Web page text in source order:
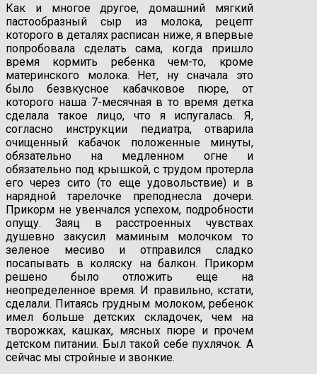
Как и многое другое, домашний мягкий
пастообразный сыр из молока, рецепт
которого в деталях расписан ниже, я впервые
попробовала сделать сама, когда пришло
время кормить ребенка чем-то, кроме
материнского молока. Нет, ну сначала это
было безвкусное кабачковое пюре, от
которого наша 7-месячная в то время детка
сделала такое лицо, что я испугалась. Я,
согласно инструкции педиатра, отварила
очищенный кабачок положенные минуты,
обязательно на медленном огне и
обязательно под крышкой, с трудом протерла
его через сито (то еще удовольствие) и в
нарядной тарелочке преподнесла дочери.
Прикорм не увенчался успехом, подробности
опущу. Заяц в расстроенных чувствах
душевно закусил маминым молочком то
зеленое месиво и отправился сладко
посапывать в коляску на балкон. Прикорм
решено было отложить еще на
неопределенное время. И правильно, кстати,
сделали. Питаясь грудным молоком, ребенок
имел больше детских складочек, чем на
творожках, кашках, мясных пюре и прочем
детском питании. Был такой себе пухлячок. А
сейчас мы стройные и звонкие.